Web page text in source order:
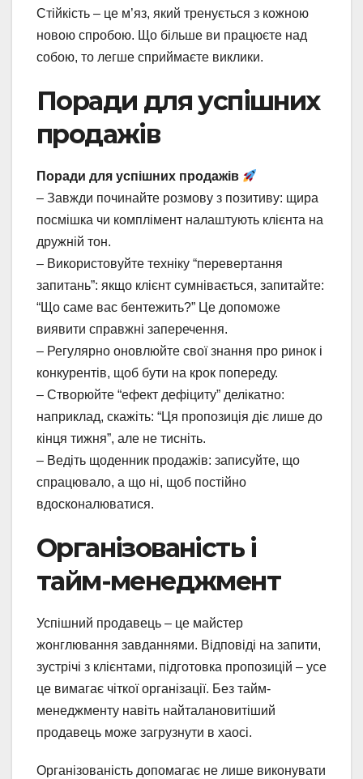
Стійкість – це м’яз, який тренується з кожною
новою спробою. Що більше ви працюєте над
собою, то легше сприймаєте виклики.
Поради для успішних
продажів
Поради для успішних продажів
– Завжди починайте розмову з позитиву: щира
посмішка чи комплімент налаштують клієнта на
дружній тон.
– Використовуйте техніку “перевертання
запитань”: якщо клієнт сумнівається, запитайте:
“Що саме вас бентежить?” Це допоможе
виявити справжні заперечення.
– Регулярно оновлюйте свої знання про ринок і
конкурентів, щоб бути на крок попереду.
– Створюйте “ефект дефіциту” делікатно:
наприклад, скажіть: “Ця пропозиція діє лише до
кінця тижня”, але не тисніть.
– Ведіть щоденник продажів: записуйте, що
спрацювало, а що ні, щоб постійно
вдосконалюватися.
Організованість і
тайм-менеджмент
Успішний продавець – це майстер
жонглювання завданнями. Відповіді на запити,
зустрічі з клієнтами, підготовка пропозицій – усе
це вимагає чіткої організації. Без тайм-
менеджменту навіть найталановитіший
продавець може загрузнути в хаосі.
Організованість допомагає не лише виконувати